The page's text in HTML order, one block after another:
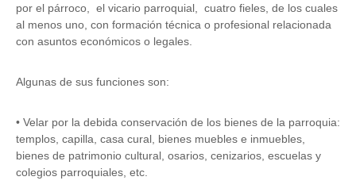
por el párroco, el vicario parroquial, cuatro fieles, de los cuales
al menos uno, con formación técnica o profesional relacionada
con asuntos económicos o legales.
Algunas de sus funciones son:
• Velar por la debida conservación de los bienes de la parroquia:
templos, capilla, casa cural, bienes muebles e inmuebles,
bienes de patrimonio cultural, osarios, cenizarios, escuelas y
colegios parroquiales, etc.